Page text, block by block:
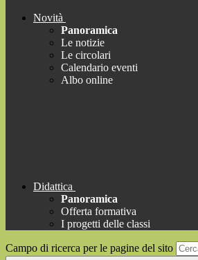
Novità
Panoramica
Le notizie
Le circolari
Calendario eventi
Albo online
Didattica
Panoramica
Offerta formativa
I progetti delle classi
Campo di ricerca per le pagine del sito